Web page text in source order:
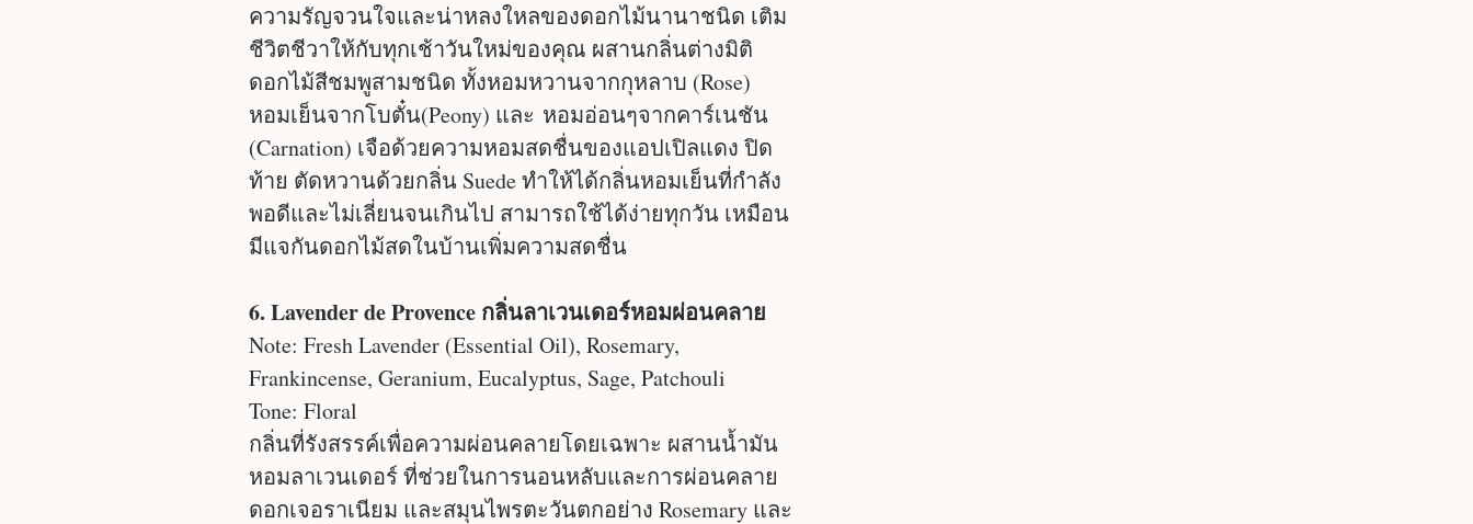
ความรัญจวนใจและน่าหลงใหลของดอกไม้นานาชนิด เติม
ชีวิตชีวาให้กับทุกเช้าวันใหม่ของคุณ ผสานกลิ่นต่างมิติ
ดอกไม้สีชมพูสามชนิด ทั้งหอมหวานจากกุหลาบ (Rose)
หอมเย็นจากโบตั๋น(Peony) และ หอมอ่อนๆจากคาร์เนชัน
(Carnation) เจือด้วยความหอมสดชื่นของแอปเปิลแดง ปิด
ท้าย ตัดหวานด้วยกลิ่น Suede ทำให้ได้กลิ่นหอมเย็นที่กำลัง
พอดีและไม่เลี่ยนจนเกินไป สามารถใช้ได้ง่ายทุกวัน เหมือน
มีแจกันดอกไม้สดในบ้านเพิ่มความสดชื่น
6. Lavender de Provence กลิ่นลาเวนเดอร์หอมผ่อนคลาย
Note: ​​Fresh Lavender (Essential Oil), Rosemary,
Frankincense, Geranium, Eucalyptus, Sage, Patchouli
Tone: Floral
กลิ่นที่รังสรรค์เพื่อความผ่อนคลายโดยเฉพาะ ผสานน้ำมัน
หอมลาเวนเดอร์ ที่ช่วยในการนอนหลับและการผ่อนคลาย
ดอกเจอราเนียม และสมุนไพรตะวันตกอย่าง Rosemary และ